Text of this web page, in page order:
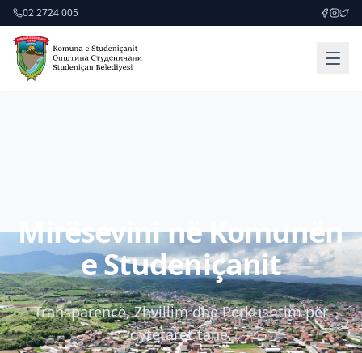
02 2724 005
Mirësevini në Komunën
e Studeniçanit
Transparencë, Zhvillim dhe Përkushtim për
qytetarët tanë.